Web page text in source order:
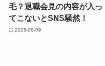
毛？退職会見の内容が入っ
てこないとSNS騒然！
2025-06-09